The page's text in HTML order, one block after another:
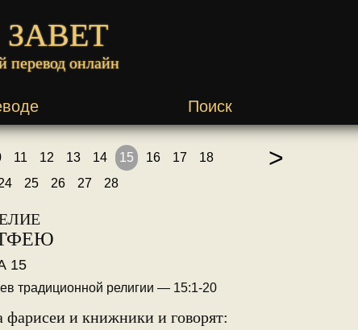
перевод онлайн
Поиск
11 12 13 14 15 16 17
18
25 26 27 28
>
15
традиционной религии — 15:1-20
фарисеи и книжники и говорят: